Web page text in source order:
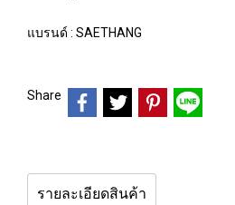
แบรนด์ : SAETHANG
Share
รายละเอียดสินค้า